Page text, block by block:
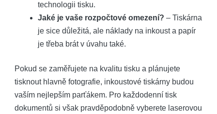
technologii tisku.
Jaké ⁢je ⁢vaše ⁢rozpočtové omezení? – Tiskárna⁤
je sice⁤ důležitá, ale ⁣náklady na ​inkoust a papír
je třeba brát⁢ v‍ úvahu také.
Pokud se zaměřujete na kvalitu tisku⁤ a plánujete
⁣tisknout hlavně fotografie, inkoustové tiskárny budou
vaším ‍nejlepším ⁤parťákem. Pro každodenní tisk‌
dokumentů si však pravděpodobně vyberete laserovou